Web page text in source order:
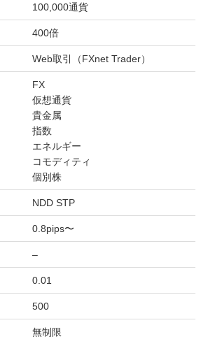
100,000通貨
400倍
Web取引（FXnet Trader）
FX
仮想通貨
貴金属
指数
エネルギー
コモディティ
個別株
NDD STP
0.8pips〜
–
0.01
500
無制限